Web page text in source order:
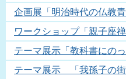
企画展「明治時代の仏教
ワークショップ「親子座禅
テーマ展示「教科書にのっ
テーマ展示 「我孫子の街